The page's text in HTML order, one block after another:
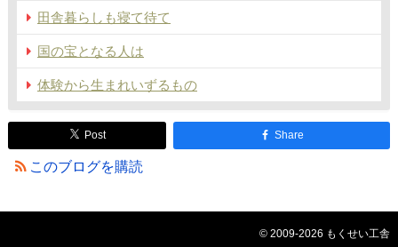
田舎暮らしも寝て待て
国の宝となる人は
体験から生まれいずるもの
Post Share
このブログを購読
© 2009-2026 もくせい工舎